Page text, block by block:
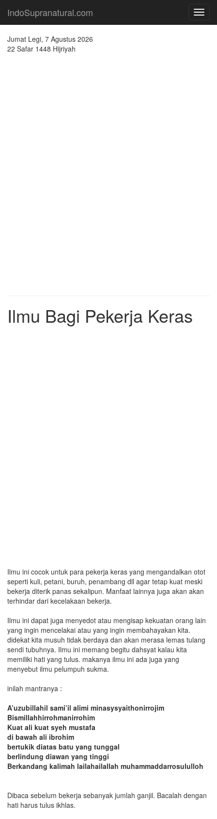
IndoSupranatural.com
Jumat Legi, 7 Agustus 2026
22 Safar 1448 Hijriyah
Ilmu Bagi Pekerja Keras
Ilmu ini cocok untuk para pekerja keras yang mengandalkan otot
seperti kuli, petani, buruh, penambang dll agar tetap kuat meski
bekerja diterik panas sekalipun. Manfaat lainnya juga akan akan
terhindar dari kecelakaan bekerja.
Ilmu ini dapat juga menyedot atau mengisap kekuatan orang lain
yang ingin mencelakai atau yang ingin membahayakan kita.
didekat kita musuh tidak berdaya dan akan merasa lemas tulang
sendi tubuhnya. Ilmu ini memang begitu dahsyat kalau kita
memiliki hati yang tulus. makanya ilmu ini ada juga yang
menyebut ilmu pelumpuh sukma.
inilah mantranya :
A’uzubillahil sami’il alimi minasysyaithonirrojim
Bismillahhirrohmanirrohim
Kuat ali kuat syeh mustafa
di bawah ali ibrohim
bertukik diatas batu yang tunggal
berlindung diawan yang tinggi
Berkandang kalimah lailahailallah muhammaddarrosululloh
Dibaca sebelum bekerja sebanyak jumlah ganjil. Bacalah dengan
hati harus tulus ikhlas.